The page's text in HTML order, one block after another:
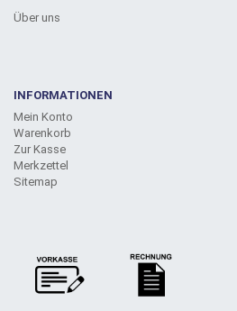
Über uns
INFORMATIONEN
Mein Konto
Warenkorb
Zur Kasse
Merkzettel
Sitemap